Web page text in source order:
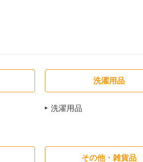
洗濯用品
洗濯用品
その他・雑貨品